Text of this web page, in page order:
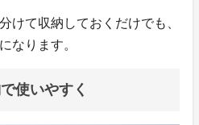
けて収納しておくだけでも、
なります。
使いやすく